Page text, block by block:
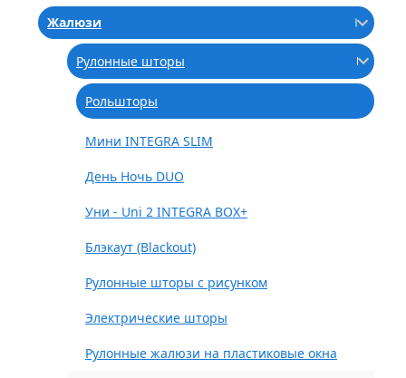
Жалюзи
Рулонные шторы
Рольшторы
Мини INTEGRA SLIM
День Ночь DUO
Уни - Uni 2 INTEGRA BOX+
Блэкаут (Blackout)
Рулонные шторы с рисунком
Электрические шторы
Рулонные жалюзи на пластиковые окна